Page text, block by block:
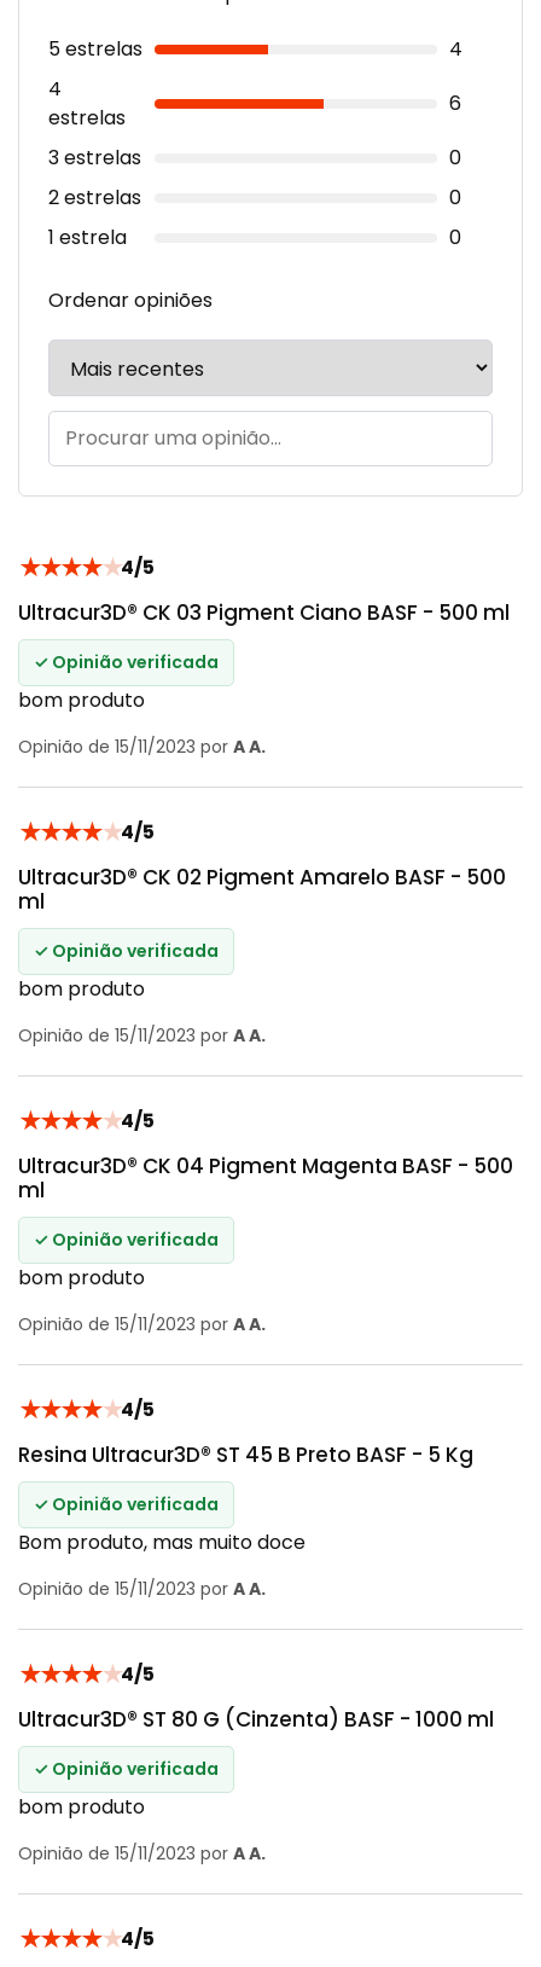
5 estrelas
4
4
estrelas
6
3 estrelas
0
2 estrelas
0
1 estrela
0
Ordenar opiniões
★★★★★4/5
Ultracur3D® CK 03 Pigment Ciano BASF - 500 ml
✓ Opinião verificada
bom produto
Opinião de 15/11/2023 por A A.
★★★★★4/5
Ultracur3D® CK 02 Pigment Amarelo BASF - 500
ml
✓ Opinião verificada
bom produto
Opinião de 15/11/2023 por A A.
★★★★★4/5
Ultracur3D® CK 04 Pigment Magenta BASF - 500
ml
✓ Opinião verificada
bom produto
Opinião de 15/11/2023 por A A.
★★★★★4/5
Resina Ultracur3D® ST 45 B Preto BASF - 5 Kg
✓ Opinião verificada
Bom produto, mas muito doce
Opinião de 15/11/2023 por A A.
★★★★★4/5
Ultracur3D® ST 80 G (Cinzenta) BASF - 1000 ml
✓ Opinião verificada
bom produto
Opinião de 15/11/2023 por A A.
★★★★★4/5